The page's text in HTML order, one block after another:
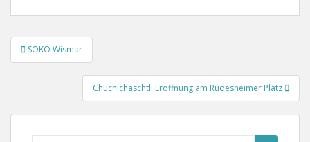
Beitragsnavigation
SOKO Wismar
Chuchichäschtli Eröffnung am Rüdesheimer Platz